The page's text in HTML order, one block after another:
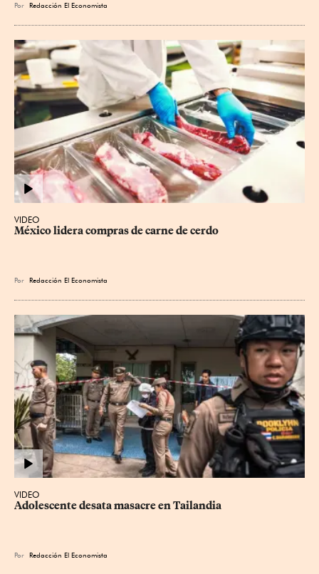
Por Redacción El Economista
VIDEO
México lidera compras de carne de cerdo
Por Redacción El Economista
VIDEO
Adolescente desata masacre en Tailandia
Por Redacción El Economista